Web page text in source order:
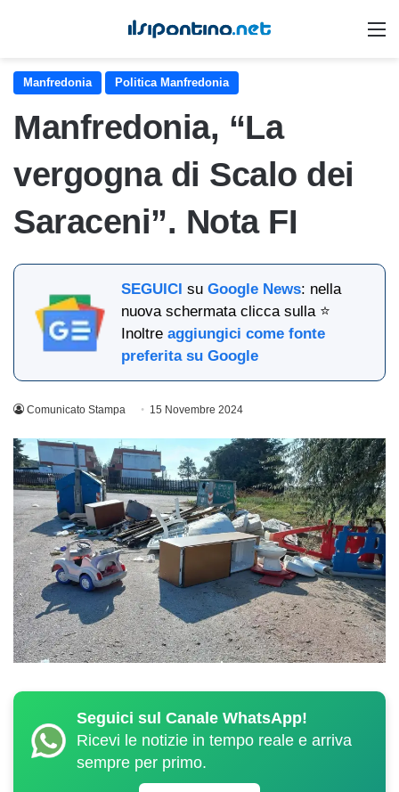
Manfredonia Politica Manfredonia
Manfredonia, “La
vergogna di Scalo dei
Saraceni”. Nota FI
SEGUICI suGoogle News: nella
nuova schermata clicca sulla ⭐
Inoltreaggiungici come fonte
preferita su Google
Comunicato Stampa 15 Novembre 2024
Seguici sul Canale WhatsApp!
Ricevi le notizie in tempo reale e arriva
sempre per primo.